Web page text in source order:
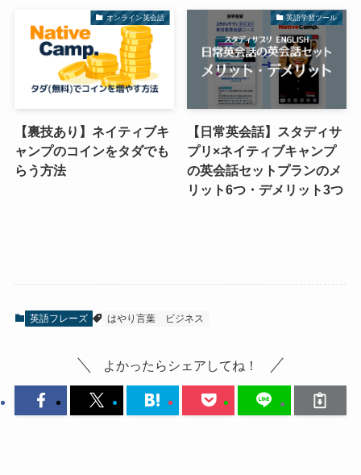
オンライン英会話
【裏技あり】ネイティブキ
ャンプのコインをタダでも
らう方法
英語学習ツール
【日常英会話】スタディサ
プリ×ネイティブキャンプ
の英会話セットプランのメ
リット6つ・デメリット3つ
英語フレーズ はやり言葉 ビジネス
よかったらシェアしてね！